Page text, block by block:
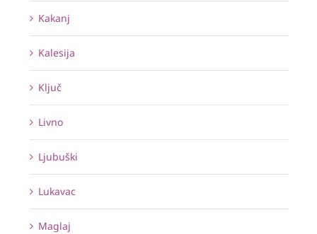
Kakanj
Kalesija
Ključ
Livno
Ljubuški
Lukavac
Maglaj